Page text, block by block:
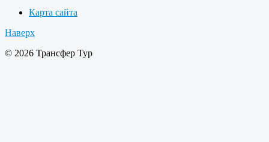
Карта сайта
Наверх
© 2026 Трансфер Тур